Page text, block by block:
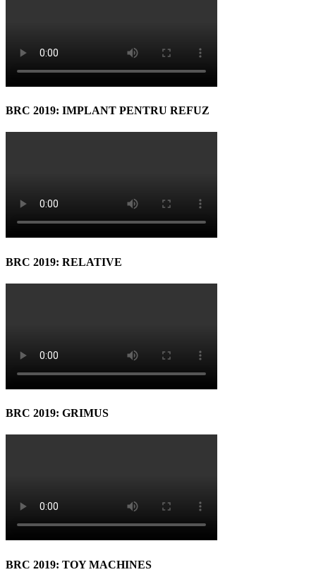
BRC 2019: IMPLANT PENTRU REFUZ
BRC 2019: RELATIVE
BRC 2019: GRIMUS
BRC 2019: TOY MACHINES